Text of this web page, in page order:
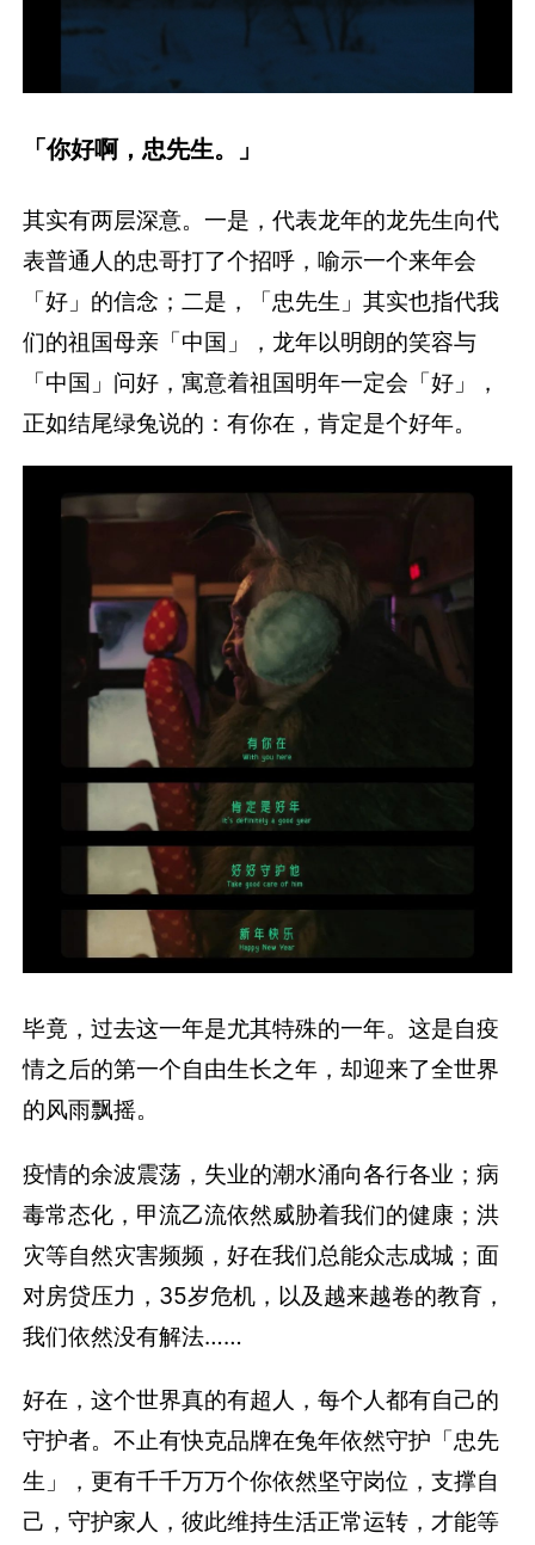
「你好啊，忠先生。」
其实有两层深意。一是，代表龙年的龙先生向代
表普通人的忠哥打了个招呼，喻示一个来年会
「好」的信念；二是，「忠先生」其实也指代我
们的祖国母亲「中国」，龙年以明朗的笑容与
「中国」问好，寓意着祖国明年一定会「好」，
正如结尾绿兔说的：有你在，肯定是个好年。
毕竟，过去这一年是尤其特殊的一年。这是自疫
情之后的第一个自由生长之年，却迎来了全世界
的风雨飘摇。
疫情的余波震荡，失业的潮水涌向各行各业；病
毒常态化，甲流乙流依然威胁着我们的健康；洪
灾等自然灾害频频，好在我们总能众志成城；面
对房贷压力，35岁危机，以及越来越卷的教育，
我们依然没有解法……
好在，这个世界真的有超人，每个人都有自己的
守护者。不止有快克品牌在兔年依然守护「忠先
生」，更有千千万万个你依然坚守岗位，支撑自
己，守护家人，彼此维持生活正常运转，才能等